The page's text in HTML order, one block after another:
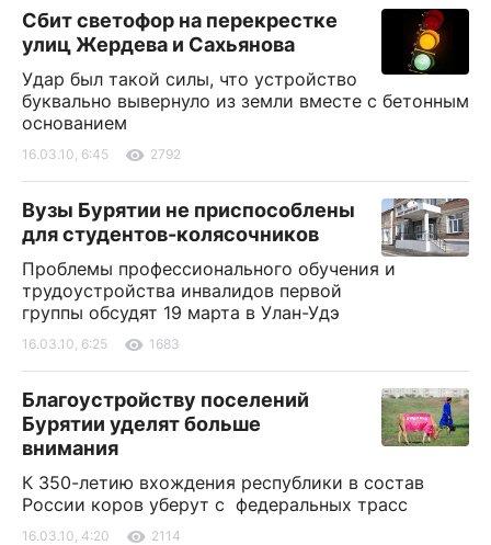
Сбит светофор на перекрестке
улиц Жердева и Сахьянова
Удар был такой силы, что устройство
буквально вывернуло из земли вместе с бетонным
основанием
16.03.10, 6:45 2792
Вузы Бурятии не приспособлены
для студентов-колясочников
Проблемы профессионального обучения и
трудоустройства инвалидов первой
группы обсудят 19 марта в Улан-Удэ
16.03.10, 6:25 1683
Благоустройству поселений
Бурятии уделят больше
внимания
К 350-летию вхождения республики в состав
России коров уберут с федеральных трасс
16.03.10, 4:20 2114